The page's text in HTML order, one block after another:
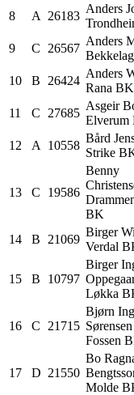
8 A 26183
Anders
9 C 26567
Anders
10 B 26424
Anders
Rana BK
11 C 27685
Asgeir
Elverum
12 A 10558
Bård
Strike
13 C 19586
Benny
BK
14 B 21069
Birger
Verdal
15 B 10797
Birger
Løkka
16 C 21715
Bjørn
Sørensen
Fossen
17 D 21550
Bo
Molde